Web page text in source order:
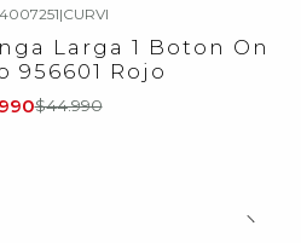
|CURVI
Larga 1 Boton On
956601 Rojo
$44.990